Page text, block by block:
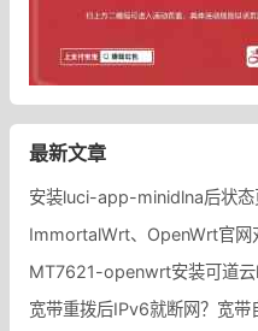
最新文章
ImmortalWrt、OpenWrt官网
MT7621-openwrt安装可道
宽带重拨后IPv6就断网？宽